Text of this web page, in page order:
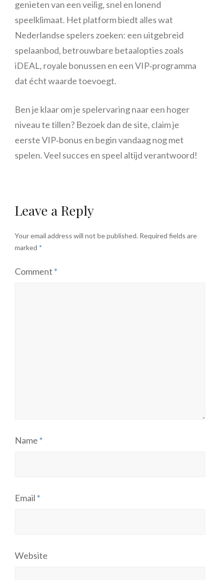
genieten van een veilig, snel en lonend
speelklimaat. Het platform biedt alles wat
Nederlandse spelers zoeken: een uitgebreid
spelaanbod, betrouwbare betaalopties zoals
iDEAL, royale bonussen en een VIP‑programma
dat écht waarde toevoegt.
Ben je klaar om je spelervaring naar een hoger
niveau te tillen? Bezoek dan de site, claim je
eerste VIP‑bonus en begin vandaag nog met
spelen. Veel succes en speel altijd verantwoord!
Leave a Reply
Your email address will not be published. Required fields are
marked *
Comment *
Name *
Email *
Website